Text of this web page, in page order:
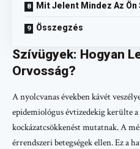
Mit Jelent Mindez Az Ön
Összegzés
Szívügyek: Hogyan
Orvosság?
A nyolcvanas években kávét
epidemiológus évtizedekig kerülte
kockázatcsökkenést mutatnak. A
érrendszeri betegségek ellen. Ez a